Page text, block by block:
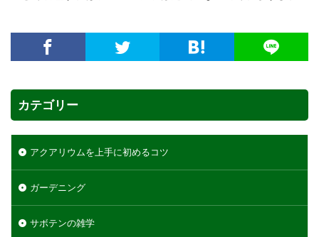
カテゴリー
アクアリウムを上手に初めるコツ
ガーデニング
サボテンの雑学